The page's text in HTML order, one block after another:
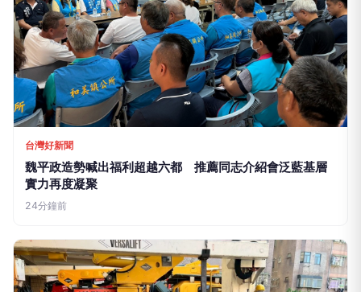
圖/從法規到健康一次到位 高雄全方位守護外籍漁船員權益